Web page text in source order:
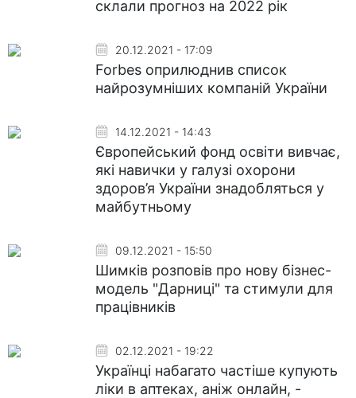
склали прогноз на 2022 рік
20.12.2021 - 17:09
Forbes оприлюднив список
найрозумніших компаній України
14.12.2021 - 14:43
Європейський фонд освіти вивчає,
які навички у галузі охорони
здоров’я України знадобляться у
майбутньому
09.12.2021 - 15:50
Шимків розповів про нову бізнес-
модель "Дарниці" та стимули для
працівників
02.12.2021 - 19:22
Українці набагато частіше купують
ліки в аптеках, аніж онлайн, -